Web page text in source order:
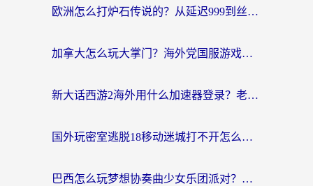
欧洲怎么打炉石传说的？从延迟999到丝滑上分，我找到了靠谱加速器
加拿大怎么玩大掌门？海外党国服游戏加速避坑指南（附实用工具推荐）
新大话西游2海外用什么加速器登录？老玩家亲测有效的国服游戏加速指南
国外玩密室逃脱18移动迷城打不开怎么办？海外玩家亲测有效的解决指南
巴西怎么玩梦想协奏曲少女乐团派对？海外党必看的国服游戏加速全攻略（附波兰天涯明月刀实用技巧）